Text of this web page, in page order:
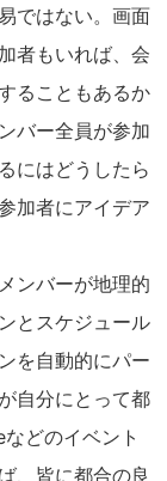
ではない。画面
者もいれば、会
ることもあるか
バー全員が参加
にはどうしたら
加者にアイデア
ンバーが地理的
とスケジュール
を自動的にパー
自分にとって都
どのイベント
、皆に都合の良